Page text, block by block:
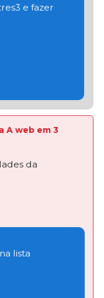
e fazer
A web em 3
da
lista